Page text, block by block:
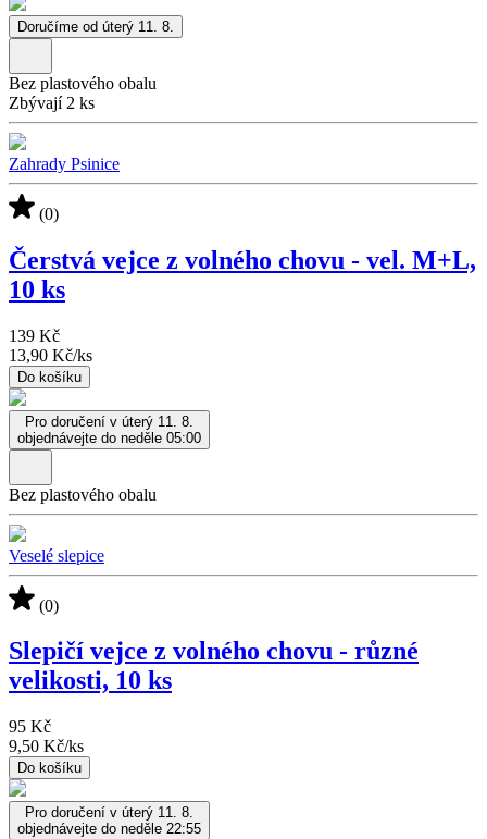
Doručíme od úterý 11. 8.
Bez plastového obalu
Zbývají 2 ks
Zahrady Psinice
(0)
Čerstvá vejce z volného chovu - vel. M+L,
10 ks
139 Kč
13,90 Kč/ks
Do košíku
Pro doručení v úterý 11. 8.
objednávejte do neděle 05:00
Bez plastového obalu
Veselé slepice
(0)
Slepičí vejce z volného chovu - různé
velikosti, 10 ks
95 Kč
9,50 Kč/ks
Do košíku
Pro doručení v úterý 11. 8.
objednávejte do neděle 22:55